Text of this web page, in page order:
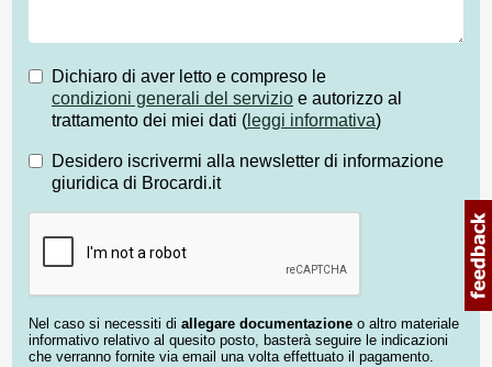
Dichiaro di aver letto e compreso le
condizioni generali del servizio e autorizzo al
trattamento dei miei dati ( leggi informativa)
Desidero iscrivermi alla newsletter di informazione
giuridica di Brocardi.it
Nel caso si necessiti di allegare documentazione o altro materiale
informativo relativo al quesito posto, basterà seguire le indicazioni
che verranno fornite via email una volta effettuato il pagamento.